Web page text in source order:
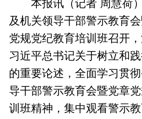
本报讯（记者 周慧荷）
及机关领导干部警示教育
党规党纪教育培训班召开
习近平总书记关于树立和
的重要论述，全面学习贯
导干部警示教育会暨党章
训班精神，集中观看警示